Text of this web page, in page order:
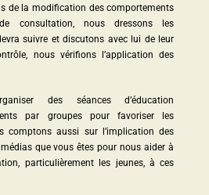
de la modification des comportements
consultation, nous dressons les
suivre et discutons avec lui de leur
nous vérifions l’application des
des séances d’éducation
par groupes pour favoriser les
comptons aussi sur l’implication des
que vous êtes pour nous aider à
particulièrement les jeunes, à ces